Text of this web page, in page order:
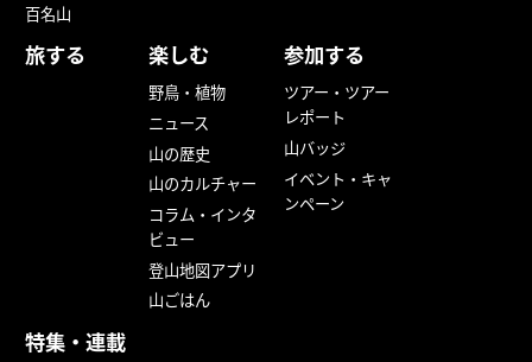
百名山
旅する 楽しむ
野鳥・植物
ニュース
山の歴史
山のカルチャー
コラム・インタ
ビュー
登山地図アプリ
山ごはん
参加する
ツアー・ツアー
レポート
山バッジ
イベント・キャ
ンペーン
特集・連載